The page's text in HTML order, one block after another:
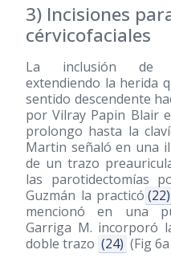
3) Incisiones
cérvicofaciales
La inclusión de
extendiendo la herida
sentido descendente
por Vilray Papin Blair
prolongo hasta la
Martin señaló en una
de un trazo
las parotidectomías
Guzmán la practicó (22)
mencionó en una
Garriga M. incorporó
doble trazo (24) (Fig